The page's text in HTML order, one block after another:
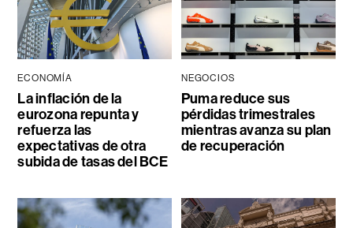
ECONOMÍA
La inflación de la
eurozona repunta y
refuerza las
expectativas de otra
subida de tasas del BCE
NEGOCIOS
Puma reduce sus
pérdidas trimestrales
mientras avanza su plan
de recuperación